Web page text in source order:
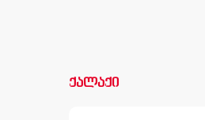
ქალაქი